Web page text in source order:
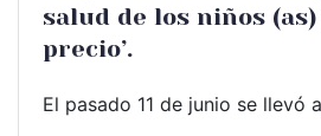
salud de los niños
precio’.
El pasado 11 de junio se llevó